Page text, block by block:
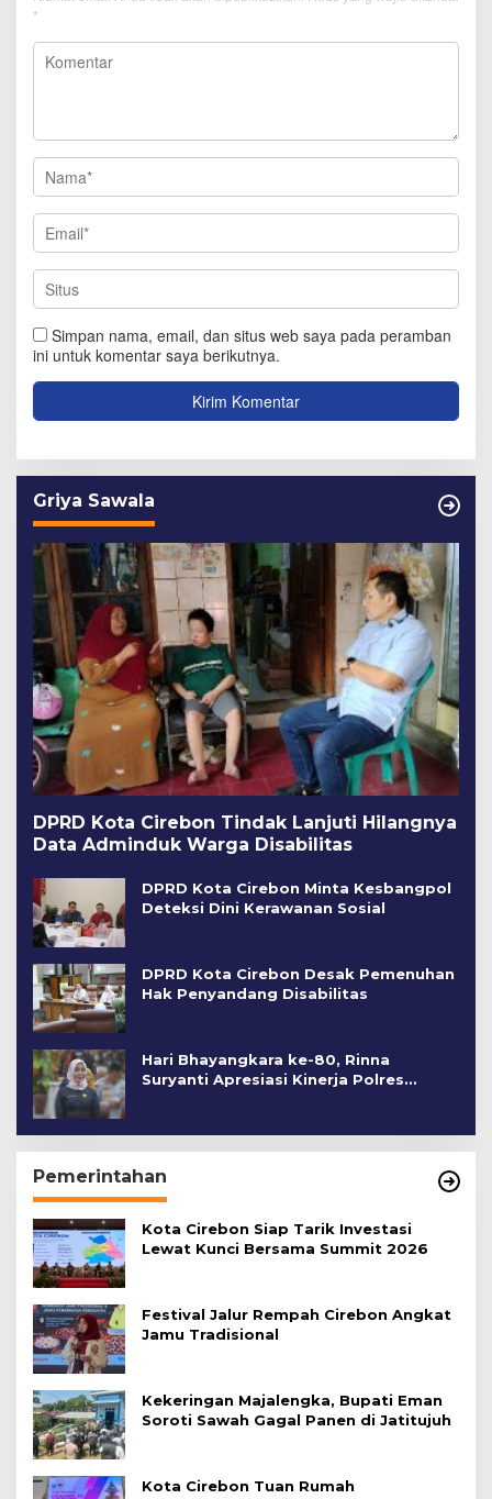
*
Simpan nama, email, dan situs web saya pada peramban
ini untuk komentar saya berikutnya.
Griya Sawala
DPRD Kota Cirebon Tindak Lanjuti Hilangnya
Data Adminduk Warga Disabilitas
DPRD Kota Cirebon Minta Kesbangpol
Deteksi Dini Kerawanan Sosial
DPRD Kota Cirebon Desak Pemenuhan
Hak Penyandang Disabilitas
Hari Bhayangkara ke-80, Rinna
Suryanti Apresiasi Kinerja Polres
Pemerintahan
Kota Cirebon Siap Tarik Investasi
Lewat Kunci Bersama Summit 2026
Festival Jalur Rempah Cirebon Angkat
Jamu Tradisional
Kekeringan Majalengka, Bupati Eman
Soroti Sawah Gagal Panen di Jatitujuh
Kota Cirebon Tuan Rumah